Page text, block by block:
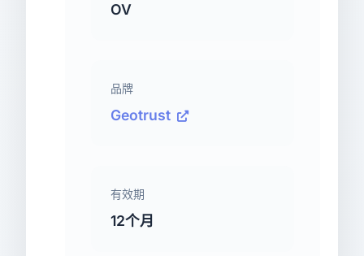
OV
品牌
Geotrust
有效期
12个月